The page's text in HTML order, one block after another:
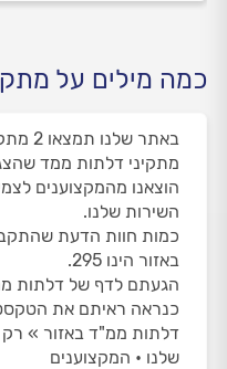
כמה מילים על
מתקיני דלתות ממד
הוצאנו מהמקצוענים
השירות שלנו.
כמות חוות הדעת
באזור הינו 295.
הגעתם לדף של דלתות
כנראה ראיתם את
דלתות ממ"ד באזור »
שלנו • המקצוענים